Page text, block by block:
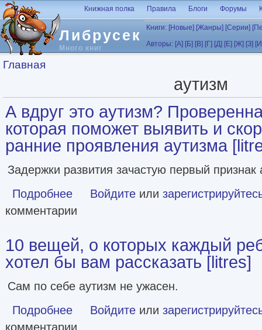
Перейти к основному содержанию
Либрусек
Много книг
Книжная полка Правила Блоги Форумы
Книги: [Новые] [Жанры] [Серии]
Авторы: [А] [Б] [В] [Г] [Д] [Е] [Ж] [З]
Вы здесь
Главная
аутизм
А вдруг это аутизм?
которая поможет выявить и
ранние проявления аутизма
Задержки развития зачастую первый
Подробнее о А вдруг это аутизм? Проверенная методика,
Войдите или
комментарии
10 вещей, о которых каждый
хотел бы вам рассказать [litres]
Сам по себе аутизм не ужасен.
Подробнее о 10 вещей, о которых каждый ребенок с аутизмом
Войдите или
комментарии